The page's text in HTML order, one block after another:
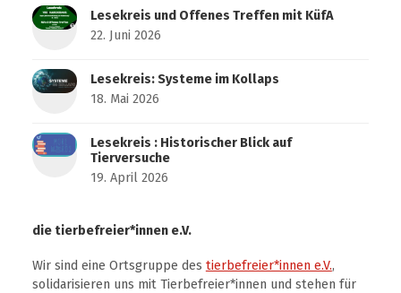
Lesekreis und Offenes Treffen mit KüfA
22. Juni 2026
Lesekreis: Systeme im Kollaps
18. Mai 2026
Lesekreis : Historischer Blick auf
Tierversuche
19. April 2026
die tierbefreier*innen e.V.
Wir sind eine Ortsgruppe des tierbefreier*innen e.V.,
solidarisieren uns mit Tierbefreier*innen und stehen für